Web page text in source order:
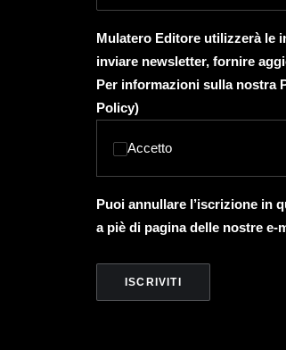
Mulatero Editore utilizzerà le
inviare newsletter, fornire
Per informazioni sulla nostra
Policy)
Accetto
Puoi annullare l’iscrizione in
a piè di pagina delle nostre e-